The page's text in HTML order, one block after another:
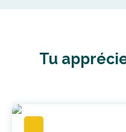
Tu